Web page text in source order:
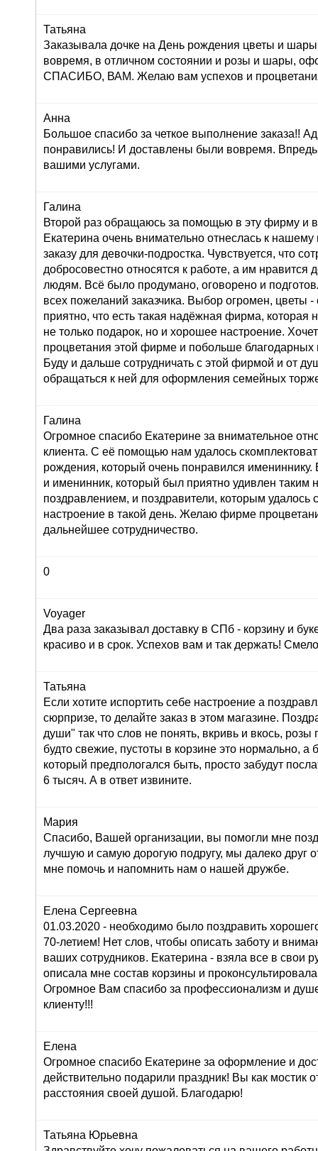
Татьяна
Заказывала дочке на День рождения цветы и
вовремя, в отличном состоянии и розы и шары,
СПАСИБО, ВАМ. Желаю вам успехов и
Анна
Большое спасибо за четкое выполнение заказа!!
понравились! И доставлены были вовремя. Впредь
вашими услугами.
Галина
Второй раз обращаюсь за помощью в эту фирму и
Екатерина очень внимательно отнеслась к
заказу для девочки-подростка. Чувствуется, что
добросовестно относятся к работе, а им нравится
людям. Всё было продумано, оговорено и
всех пожеланий заказчика. Выбор огромен, цветы
приятно, что есть такая надёжная фирма, которая
не только подарок, но и хорошее настроение.
процветания этой фирме и побольше благодарных
Буду и дальше сотрудничать с этой фирмой и от
обращаться к ней для оформления семейных
Галина
Огромное спасибо Екатерине за внимательное
клиента. С её помощью нам удалось
рождения, который очень понравился имениннику.
и именинник, который был приятно удивлен таким
поздравлением, и поздравители, которым удалось
настроение в такой день. Желаю фирме
дальнейшее сотрудничество.
0
Voyager
Два раза заказывал доставку в СПб - корзину и
красиво и в срок. Успехов вам и так держать!
Татьяна
Если хотите испортить себе настроение а
сюрпризе, то делайте заказ в этом магазине.
души" так что слов не понять, вкривь и вкось, розы
будто свежие, пустоты в корзине это нормально, а
который предпологался быть, просто забудут
6 тысяч. А в ответ извините.
Мария
Спасибо, Вашей организации, вы помогли мне
лучшую и самую дорогую подругу, мы далеко друг
мне помочь и напомнить нам о нашей дружбе.
Елена Сергеевна
01.03.2020 - необходимо было поздравить
70-летием! Нет слов, чтобы описать заботу и
ваших сотрудников. Екатерина - взяла все в свои
описала мне состав корзины и
Огромное Вам спасибо за профессионализм и
клиенту!!!
Елена
Огромное спасибо Екатерине за оформление и
действительно подарили праздник! Вы как мостик
расстояния своей душой. Благодарю!
Татьяна Юрьевна